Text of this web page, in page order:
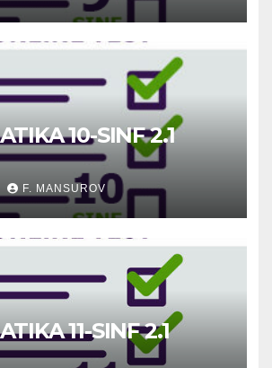
10-SINF 2.1
F. MANSUROV
11-SINF 2.1